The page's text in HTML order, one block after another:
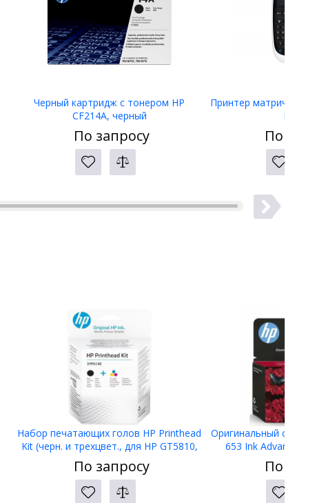
Черный картридж с тонером HP
CF214A, черный
По запросу
Принтер матричный
LW-400
По
Набор печатающих голов HP Printhead
Kit (черн. и трехцвет., для HP GT5810,
GT5820), 3YP61AE
По запросу
Оригинальный
653 Ink Advantage,
По